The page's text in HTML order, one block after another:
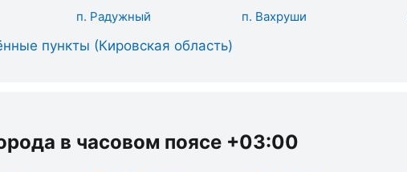
п. Радужный п. Вахруши
пункты (Кировская область)
в часовом поясе +03:00